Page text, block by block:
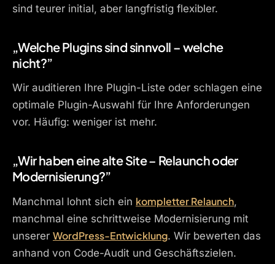
sind teurer initial, aber langfristig flexibler.
„Welche Plugins sind sinnvoll – welche
nicht?”
Wir auditieren Ihre Plugin-Liste oder schlagen eine
optimale Plugin-Auswahl für Ihre Anforderungen
vor. Häufig: weniger ist mehr.
„Wir haben eine alte Site – Relaunch oder
Modernisierung?”
Manchmal lohnt sich ein kompletter Relaunch,
manchmal eine schrittweise Modernisierung mit
unserer WordPress-Entwicklung. Wir bewerten das
anhand von Code-Audit und Geschäftszielen.